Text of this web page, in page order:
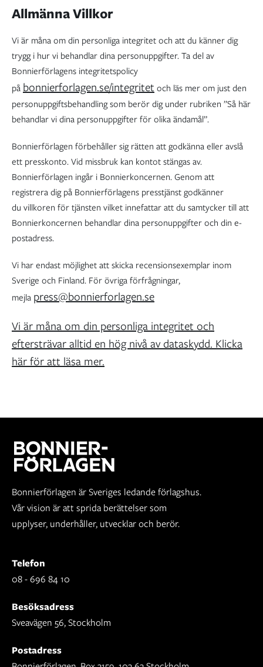
Allmänna Villkor
Vi är måna om din personliga integritet och att du känner dig
trygg i hur vi behandlar dina personuppgifter. Ta del av
Bonnierförlagens integritetspolicy
på bonnierforlagen.se/integritet och läs mer om just den
personuppgiftsbehandling som berör dig under rubriken ”Så här
behandlar vi dina personuppgifter för olika ändamål”.
Bonnierförlagen förbehåller sig rätten att godkänna eller avslå
ett presskonto. Vid missbruk kan kontot stängas av.
Bonnierförlagen ingår i Bonnierkoncernen. Genom att
registrera dig på Bonnierförlagens presstjänst godkänner
du villkoren för tjänsten vilket innefattar att du samtycker till att
Bonnierkoncernen behandlar dina personuppgifter och din e-
postadress.
Vi har endast möjlighet att skicka recensionsexemplar inom
Sverige och Finland. För övriga förfrågningar,
mejla press@bonnierforlagen.se
Vi är måna om din personliga integritet och
eftersträvar alltid en hög nivå av dataskydd. Klicka
här för att läsa mer.
Bonnierförlagen är Sveriges ledande förlagshus.
Vår vision är att sprida berättelser som
upplyser, underhåller, utvecklar och berör.
Telefon
08 - 696 84 10
Besöksadress
Sveavägen 56, Stockholm
Postadress